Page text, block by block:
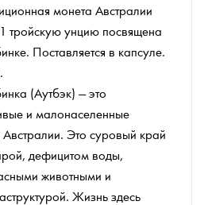
монета Австралии
тройскую унцию посвящена
Поставляется в капсуле.
(Аутбэк) — это
и малонаселенные
Это суровый край
дефицитом воды,
животными и
Жизнь здесь